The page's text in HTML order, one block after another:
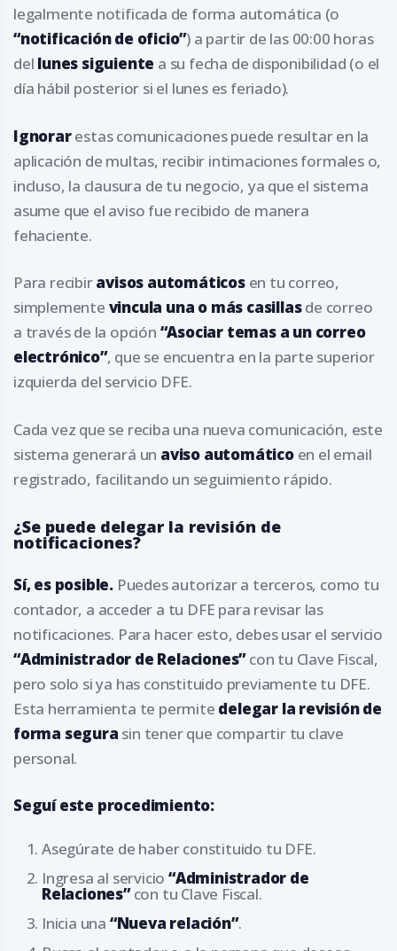
legalmente notificada de forma automática (o
“notificación de oficio”) a partir de las 00:00 horas
del lunes siguiente a su fecha de disponibilidad (o el
día hábil posterior si el lunes es feriado).
Ignorarestas comunicaciones puede resultar en la
aplicación de multas, recibir intimaciones formales o,
incluso, la clausura de tu negocio, ya que el sistema
asume que el aviso fue recibido de manera
fehaciente.
Para recibiravisos automáticosen tu correo,
simplemente vincula una o más casillasde correo
a través de la opción “Asociar temas a un correo
electrónico”, que se encuentra en la parte superior
izquierda del servicio DFE.
Cada vez que se reciba una nueva comunicación, este
sistema generará un aviso automáticoen el email
registrado, facilitando un seguimiento rápido.
¿Se puede delegar la revisión de
notificaciones?
Sí, es posible. Puedes autorizar a terceros, como tu
contador, a acceder a tu DFE para revisar las
notificaciones. Para hacer esto, debes usar el servicio
“Administrador de Relaciones”con tu Clave Fiscal,
pero solo si ya has constituido previamente tu DFE.
Esta herramienta te permite delegar la revisión de
forma segura sin tener que compartir tu clave
personal.
Seguí este procedimiento:
Asegúrate de haber constituido tu DFE.
Ingresa al servicio “Administrador de
Relaciones”con tu Clave Fiscal.
Inicia una “Nueva relación”.